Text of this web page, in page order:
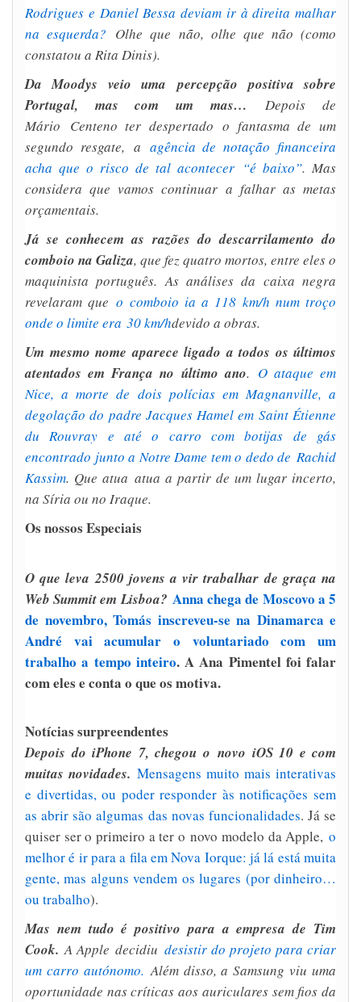
Rodrigues e Daniel Bessa deviam ir à direita malhar
na esquerda? Olhe que não, olhe que não (como
constatou a Rita Dinis).
Da Moodys veio uma percepção positiva sobre
Portugal, mas com um mas…Depois de
Mário Centeno ter despertado o fantasma de um
segundo resgate, a agência de notação financeira
acha que o risco de tal acontecer “é baixo”. Mas
considera que vamos continuar a falhar as metas
orçamentais.
Já se conhecem as razões do descarrilamento do
comboio na Galiza, que fez quatro mortos, entre eles o
maquinista português. As análises da caixa negra
revelaram queo comboio ia a 118 km/h num troço
onde o limite era 30 km/hdevido a obras.
Um mesmo nome aparece ligado a todos os últimos
atentados em França no último ano. O ataque em
Nice, a morte de dois polícias em Magnanville, a
degolação do padre Jacques Hamel em Saint Étienne
du Rouvray e até o carro com botijas de gás
encontrado junto a Notre Dame tem o dedo de Rachid
Kassim. Que atua atua a partir de um lugar incerto,
na Síria ou no Iraque.
Os nossos Especiais
O que leva 2500 jovens a vir trabalhar de graça na
Web Summit em Lisboa? Anna chega de Moscovo a 5
de novembro, Tomás inscreveu-se na Dinamarca e
André vai acumular o voluntariado com um
trabalho a tempo inteiro. A Ana Pimentel foi falar
com eles e conta o que os motiva.
Notícias surpreendentes
Depois do iPhone 7, chegou o novo iOS 10 e com
muitas novidades. Mensagens muito mais interativas
e divertidas, ou poder responder às notificações sem
as abrir são algumas das novas funcionalidades. Já se
quiser ser o primeiro a ter o novo modelo da Apple, o
melhor é ir para a fila em Nova Iorque: já lá está muita
gente, mas alguns vendem os lugares (por dinheiro…
ou trabalho).
Mas nem tudo é positivo para a empresa de Tim
Cook.A Apple decidiu desistir do projeto para criar
um carro autónomo. Além disso, a Samsung viu uma
oportunidade nas críticas aos auriculares sem fios da